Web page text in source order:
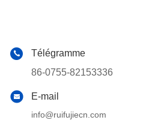
Télégramme
86-0755-82153336
E-mail
info@ruifujiecn.com